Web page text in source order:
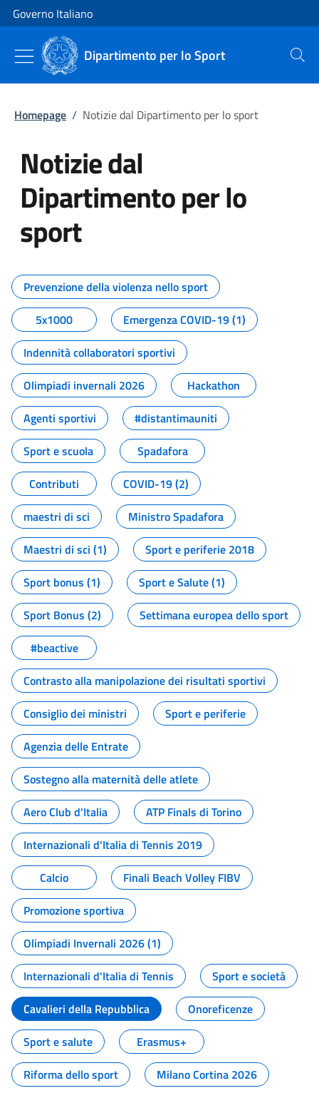
Vai al contenuto
Vai alla navigazione del sito
Governo Italiano
Dipartimento per lo Sport Cerca
Homepage / Notizie dal Dipartimento per lo sport
Notizie dal
Dipartimento per lo
sport
Tutti i contenuti della pagina
Prevenzione della violenza nello sport
5x1000
Emergenza COVID-19 (1)
Indennità collaboratori sportivi
Olimpiadi invernali 2026
Hackathon
Agenti sportivi
#distantimauniti
Sport e scuola
Spadafora
Contributi
COVID-19 (2)
maestri di sci
Ministro Spadafora
Maestri di sci (1)
Sport e periferie 2018
Sport bonus (1)
Sport e Salute (1)
Sport Bonus (2)
Settimana europea dello sport
#beactive
Contrasto alla manipolazione dei risultati sportivi
Consiglio dei ministri
Sport e periferie
Agenzia delle Entrate
Sostegno alla maternità delle atlete
Aero Club d'Italia
ATP Finals di Torino
Internazionali d'Italia di Tennis 2019
Calcio
Finali Beach Volley FIBV
Promozione sportiva
Olimpiadi Invernali 2026 (1)
Internazionali d'Italia di Tennis
Sport e società
Cavalieri della Repubblica
Onoreficenze
Sport e salute
Erasmus+
Riforma dello sport
Milano Cortina 2026